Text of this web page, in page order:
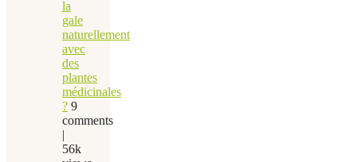
la
gale
naturellement
avec
des
plantes
médicinales
? 9
comments
|
56k